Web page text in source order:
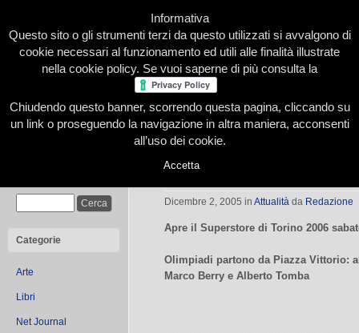
Home Presentazione Redazione Le nostre firme
Categorie
Arte
Libri
Net Journal
Apre il Superstore di Torino 2006
Dicembre 2, 2005 in Attualità da Redazione
Apre il Superstore di Torino 2006
Olimpiadi partono da Piazza Vittorio:
Marco Berry e Alberto Tomba
Informativa
Questo sito o gli strumenti terzi da questo utilizzati si avvalgono di
cookie necessari al funzionamento ed utili alle finalità illustrate
nella cookie policy. Se vuoi saperne di più consulta la
Chiudendo questo banner, scorrendo questa pagina, cliccando su
un link o proseguendo la navigazione in altra maniera, acconsenti
all’uso dei cookie.
Accetta